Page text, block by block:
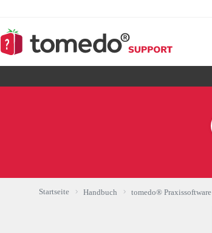
springen
Startseite Handbuch tomedo® Praxissoftware